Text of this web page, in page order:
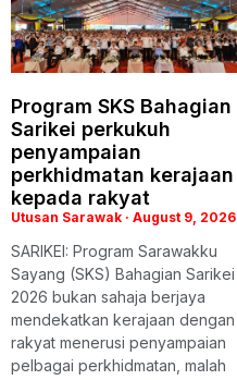
Program SKS Bahagian
Sarikei perkukuh
penyampaian
perkhidmatan kerajaan
kepada rakyat
Utusan Sarawak August 9, 2026
SARIKEI: Program Sarawakku
Sayang (SKS) Bahagian Sarikei
2026 bukan sahaja berjaya
mendekatkan kerajaan dengan
rakyat menerusi penyampaian
pelbagai perkhidmatan, malah